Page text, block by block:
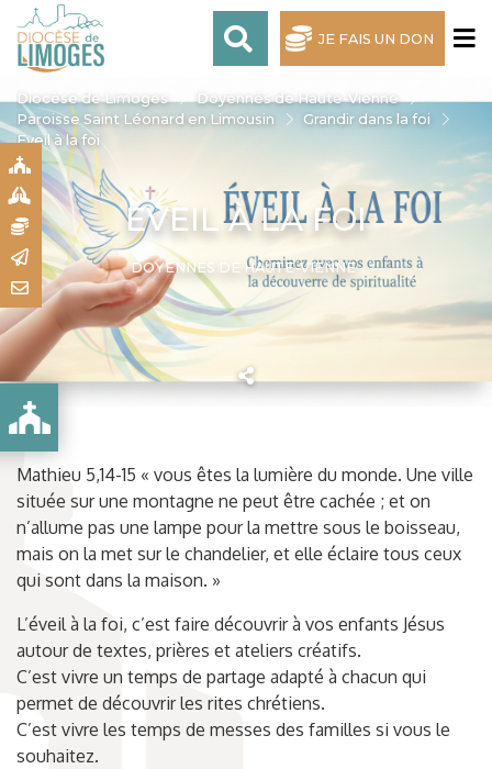
JE FAIS UN DON
Diocèse de Limoges
Doyennés de Haute-Vienne
Paroisse Saint Léonard en Limousin
Grandir dans la foi
Eveil à la foi
EVEIL À LA FOI
DOYENNÉS DE HAUTE-VIENNE
Mathieu 5,14-15 « vous êtes la lumière du monde. Une ville
située sur une montagne ne peut être cachée ; et on
n’allume pas une lampe pour la mettre sous le boisseau,
mais on la met sur le chandelier, et elle éclaire tous ceux
qui sont dans la maison. »
L’éveil à la foi, c’est faire découvrir à vos enfants Jésus
autour de textes, prières et ateliers créatifs.
C’est vivre un temps de partage adapté à chacun qui
permet de découvrir les rites chrétiens.
C’est vivre les temps de messes des familles si vous le
souhaitez.